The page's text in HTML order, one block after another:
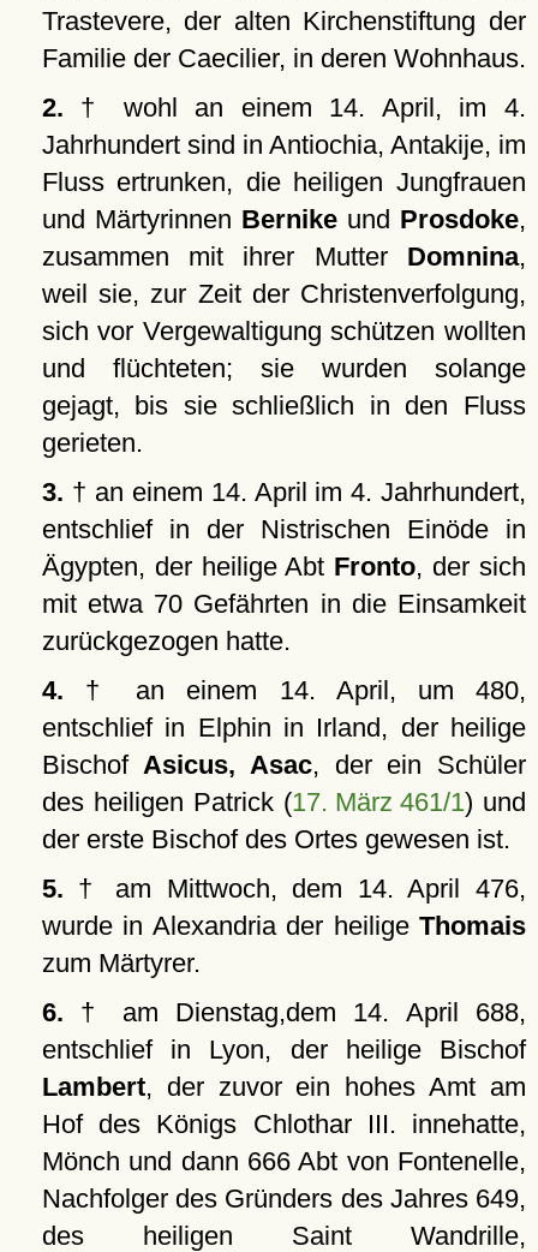
Trastevere, der alten Kirchenstiftung der
Familie der Caecilier, in deren Wohnhaus.
2. † wohl an einem 14. April, im 4.
Jahrhundert sind in Antiochia, Antakije, im
Fluss ertrunken, die heiligen Jungfrauen
und Märtyrinnen Bernikeund Prosdoke,
zusammen mit ihrer Mutter Domnina,
weil sie, zur Zeit der Christenverfolgung,
sich vor Vergewaltigung schützen wollten
und flüchteten; sie wurden solange
gejagt, bis sie schließlich in den Fluss
gerieten.
3. † an einem 14. April im 4. Jahrhundert,
entschlief in der Nistrischen Einöde in
Ägypten, der heilige Abt Fronto, der sich
mit etwa 70 Gefährten in die Einsamkeit
zurückgezogen hatte.
4. † an einem 14. April, um 480,
entschlief in Elphin in Irland, der heilige
BischofAsicus, Asac, der ein Schüler
des heiligen Patrick (17. März 461/1) und
der erste Bischof des Ortes gewesen ist.
5. † am Mittwoch, dem 14. April 476,
wurde in Alexandria der heilige Thomais
zum Märtyrer.
6. † am Dienstag,dem 14. April 688,
entschlief in Lyon, der heilige Bischof
Lambert, der zuvor ein hohes Amt am
Hof des Königs Chlothar III. innehatte,
Mönch und dann 666 Abt von Fontenelle,
Nachfolger des Gründers des Jahres 649,
des heiligen Saint Wandrille,